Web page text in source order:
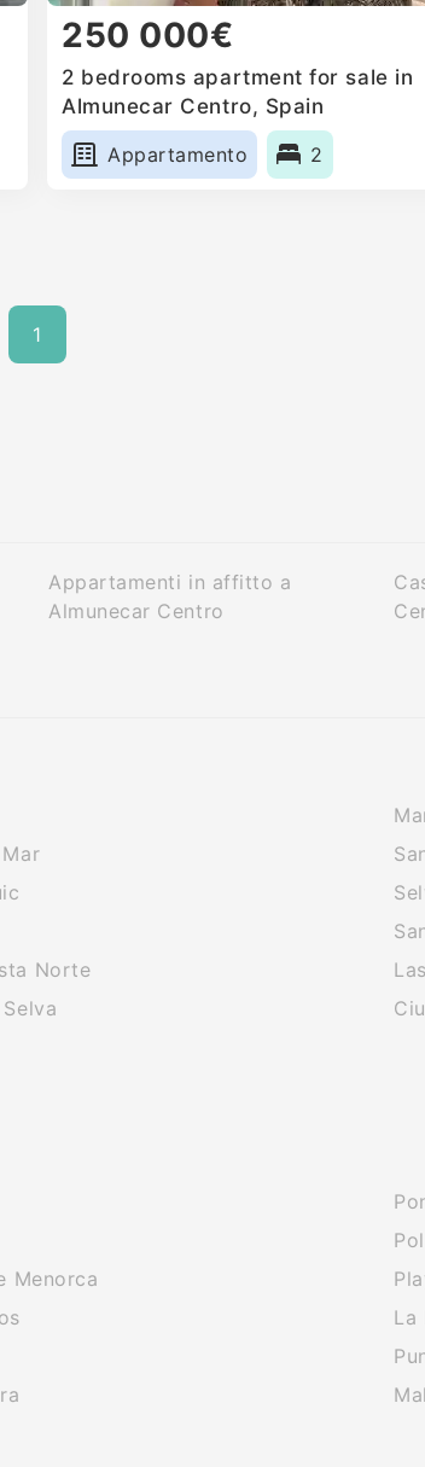
250 000€
2 bedrooms apartment for sale in
Almunecar Centro, Spain
Appartamento
2
1
Appartamenti in affitto a
Almunecar Centro
Norte
Menorca
La